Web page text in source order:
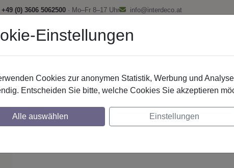
+49 (0) 3606 5062500 · Mo–Fr 8–17 Uhr info@interdeco.at
IL-Stilg. 20 mm 1-lfg. Prestige Mavell
Maßzuschnitt möglich
Einstellungen
Cookies zur anonymen Statistik, Werbung und
Entscheiden Sie bitte, welche Cookies Sie akzeptieren
Alle auswählen Einstellungen